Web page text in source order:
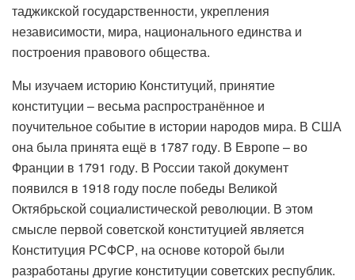
таджикской государственности, укрепления
независимости, мира, национального единства и
построения правового общества.
Мы изучаем историю Конституций, принятие
конституции – весьма распространённое и
поучительное событие в истории народов мира. В США
она была принята ещё в 1787 году. В Европе – во
Франции в 1791 году. В России такой документ
появился в 1918 году после победы Великой
Октябрьской социалистической революции. В этом
смысле первой советской конституцией является
Конституция РСФСР, на основе которой были
разработаны другие конституции советских республик.